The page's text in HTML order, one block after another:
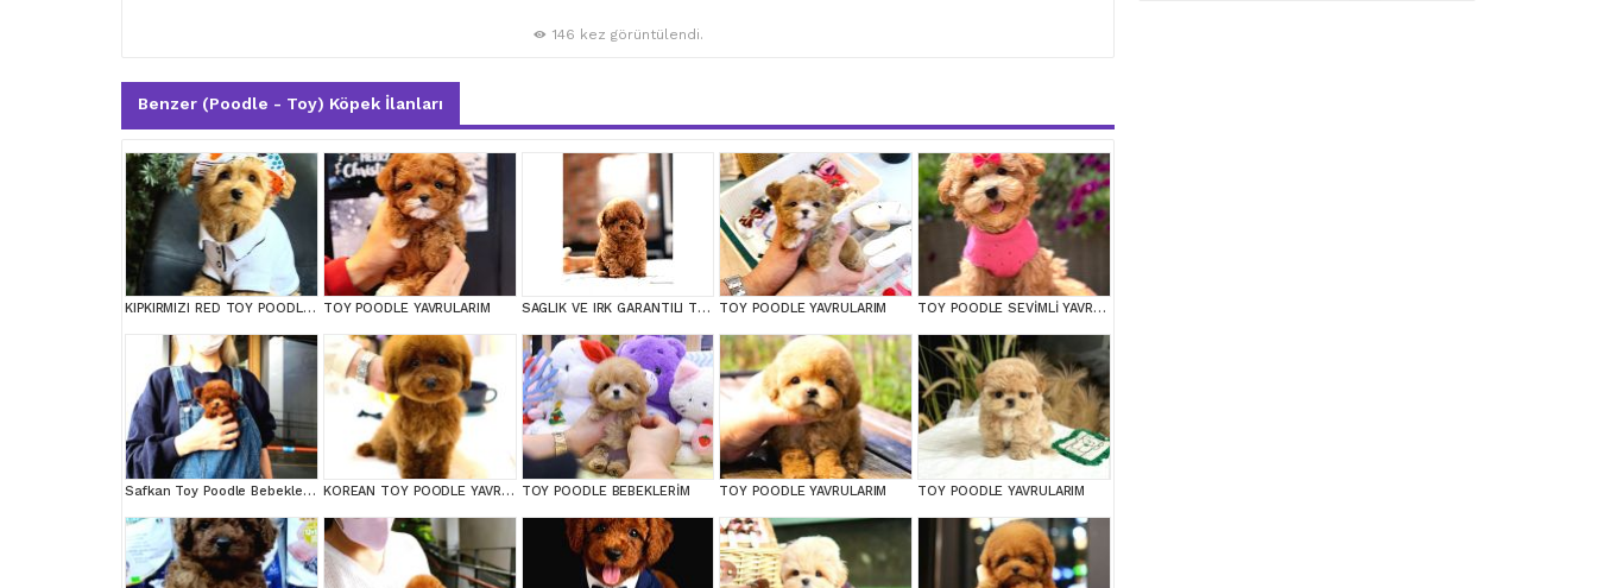
146 kez görüntülendi.
Benzer (Poodle - Toy) Köpek İlanları
KIPKIRMIZI RED TOY POODLE SEVİMLİ YAVRULAR TOY POODLE YAVRULARIM SAGLIK VE IRK GARANTILI TOY POODLE YAVRULARIM TOY POODLE YAVRULARIM TOY POODLE SEVİMLİ YAVRULAR EV ÜRETİMİ
Safkan Toy Poodle Bebeklerimiz KOREAN TOY POODLE YAVRULARIM TOY POODLE BEBEKLERİM TOY POODLE YAVRULARIM TOY POODLE YAVRULARIM